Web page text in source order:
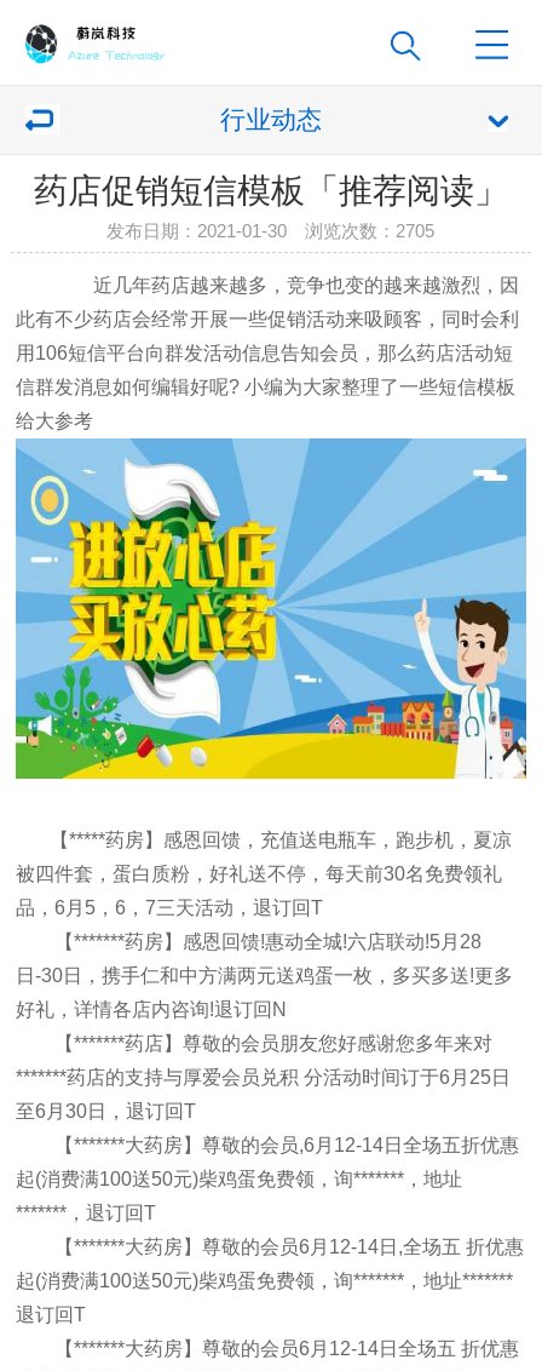
行业动态
药店促销短信模板「推荐阅读」
发布日期：2021-01-30 浏览次数： 2705
近几年药店越来越多，竞争也变的越来越激烈，因
此有不少药店会经常开展一些促销活动来吸顾客，同时会利
用106短信平台向群发活动信息告知会员，那么药店活动短
信群发消息如何编辑好呢? 小编为大家整理了一些短信模板
给大参考
【*****药房】感恩回馈，充值送电瓶车，跑步机，夏凉
被四件套，蛋白质粉，好礼送不停，每天前30名免费领礼
品，6月5，6，7三天活动，退订回T
【*******药房】感恩回馈!惠动全城!六店联动!5月28
日-30日，携手仁和中方满两元送鸡蛋一枚，多买多送!更多
好礼，详情各店内咨询!退订回N
【*******药店】尊敬的会员朋友您好感谢您多年来对
*******药店的支持与厚爱会员兑积 分活动时间订于6月25日
至6月30日，退订回T
【*******大药房】尊敬的会员,6月12-14日全场五折优惠
起(消费满100送50元)柴鸡蛋免费领，询*******，地址
*******，退订回T
【*******大药房】尊敬的会员6月12-14日,全场五 折优惠
起(消费满100送50元)柴鸡蛋免费领，询*******，地址*******
退订回T
【*******大药房】尊敬的会员6月12-14日全场五 折优惠